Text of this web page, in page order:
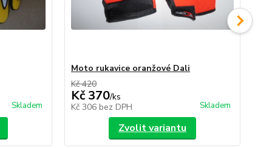
Skladem
Moto rukavice oranžové Dali
Kč 420
Kč 370/ks
Kč 306 bez DPH Skladem
Zvolit variantu